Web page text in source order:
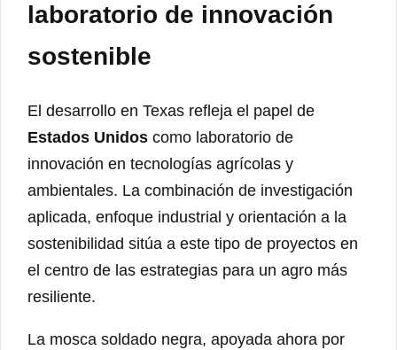
laboratorio de innovación
sostenible
El desarrollo en Texas refleja el papel de
Estados Unidos como laboratorio de
innovación en tecnologías agrícolas y
ambientales. La combinación de investigación
aplicada, enfoque industrial y orientación a la
sostenibilidad sitúa a este tipo de proyectos en
el centro de las estrategias para un agro más
resiliente.
La mosca soldado negra, apoyada ahora por